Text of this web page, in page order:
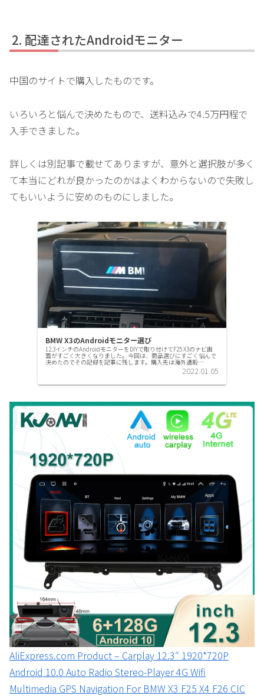
配達されたAndroidモニター
中国のサイトで購入したものです。
いろいろと悩んで決めたもので、送料込みで4.5万円程で
入手できました。
詳しくは別記事で載せてありますが、意外と選択肢が多く
て本当にどれが良かったのかはよくわからないので失敗し
てもいいように安めのものにしました。
BMW X3のAndroidモニター選び
12.3インチのAndroidモニターをDIYで取り付けてF25 X3のナビ画
面がすごく大きくなりました。今回は、商品選びにすごく悩んで
決めたのでその記録を記事に残します。購入先は海外通販
2022.01.05
AliExpress.com Product – Carplay 12.3″ 1920*720P
Android 10.0 Auto Radio Stereo-Player 4G Wifi
Multimedia GPS Navigation For BMW X3 F25 X4 F26 CIC